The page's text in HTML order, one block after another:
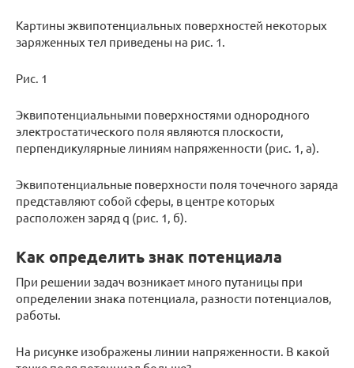
Картины эквипотенциальных поверхностей некоторых
заряженных тел приведены на рис. 1.
Рис. 1
Эквипотенциальными поверхностями однородного
электростатического поля являются плоскости,
перпендикулярные линиям напряженности (рис. 1, а).
Эквипотенциальные поверхности поля точечного заряда
представляют собой сферы, в центре которых
расположен заряд q (рис. 1, б).
Как определить знак потенциала
При решении задач возникает много путаницы при
определении знака потенциала, разности потенциалов,
работы.
На рисунке изображены линии напряженности. В какой